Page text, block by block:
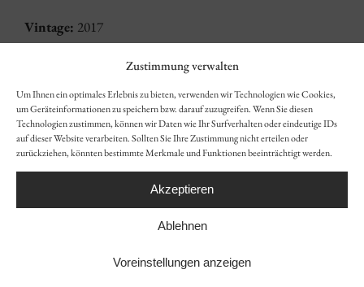
Zustimmung verwalten
Um Ihnen ein optimales Erlebnis zu bieten, verwenden wir Technologien wie Cookies,
um Geräteinformationen zu speichern bzw. darauf zuzugreifen. Wenn Sie diesen
Technologien zustimmen, können wir Daten wie Ihr Surfverhalten oder eindeutige IDs
auf dieser Website verarbeiten. Sollten Sie Ihre Zustimmung nicht erteilen oder
zurückziehen, könnten bestimmte Merkmale und Funktionen beeinträchtigt werden.
Akzeptieren
Ablehnen
Voreinstellungen anzeigen
Vintage: 2017
Quality wine
Taste:Dry
Alcohol:13.5% vol